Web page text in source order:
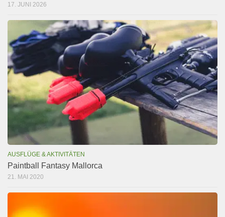
17. JUNI 2026
AUSFLÜGE & AKTIVITÄTEN
Paintball Fantasy Mallorca
21. MAI 2020